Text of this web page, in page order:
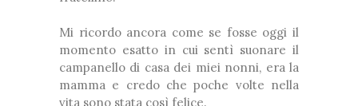
Mi ricordo ancora come se fosse oggi il
momento esatto in cui sentì suonare il
campanello di casa dei miei nonni, era la
mamma e credo che poche volte nella
vita sono stata così felice.